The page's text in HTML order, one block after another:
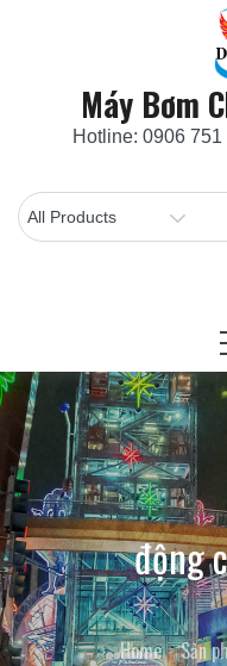
Máy Bơm
Hotline: 0906
động
Home Sản